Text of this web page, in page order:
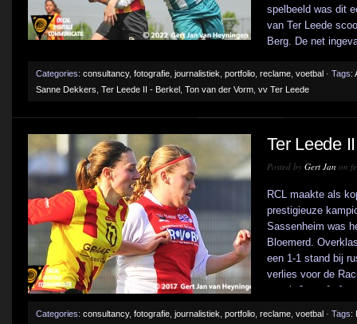
spelbeeld was dit
van Ter Leede
Berg. De net
Categories: consultancy, fotografie journalistiek portfolio reclame voetbal · Tags:
Sanne Dekkers Ter Leede II - Berkel Ton van der Vorm vv Ter Leede
Ter Leede
Posted by Gert Jan on
RCL maakte als
prestigieuze
Sassenheim was
Bloemerd.
een 1-1 stand bij
verlies voor de
coach Janet [...]
Categories: consultancy, fotografie journalistiek portfolio reclame voetbal · Tags: